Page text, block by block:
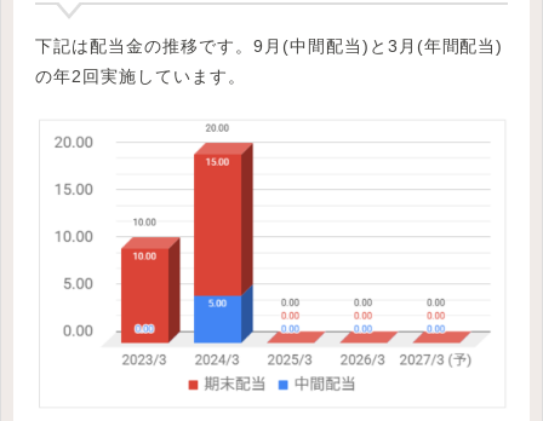
下記は配当金の推移です。9月(中間配当)と3月(年間配当)
の年2回実施しています。